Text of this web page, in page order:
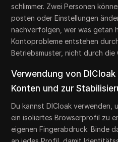
schlimmer. Zwei Personen
posten oder Einstellungen
nachverfolgen, wer was getan
Kontoprobleme entstehen
Betriebsmuster, nicht durch die
Verwendung von
Konten und zur
Du kannst DICloak verwenden,
ein isoliertes Browserprofil zu
eigenen Fingerabdruck. Binde